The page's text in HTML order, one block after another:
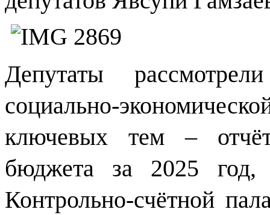
Депутаты
социально-
ключевых тем –
бюджета за 2025 год,
Контрольно-счётной